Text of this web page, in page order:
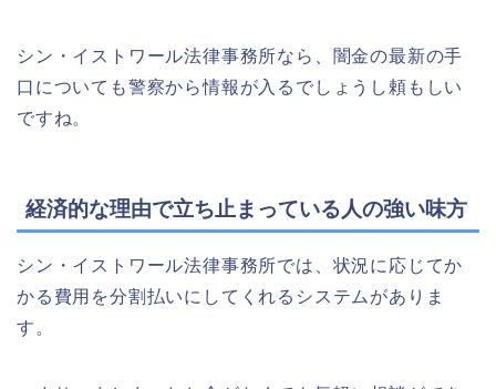
シン・イストワール法律事務所なら、闇金の最新の手
口についても警察から情報が入るでしょうし頼もしい
ですね。
経済的な理由で立ち止まっている人の強い味方
シン・イストワール法律事務所では、状況に応じてか
かる費用を分割払いにしてくれるシステムがありま
す。